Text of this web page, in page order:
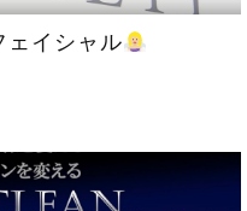
ェイシャル